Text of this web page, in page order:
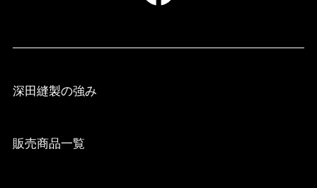
深田縫製の強み
販売商品一覧